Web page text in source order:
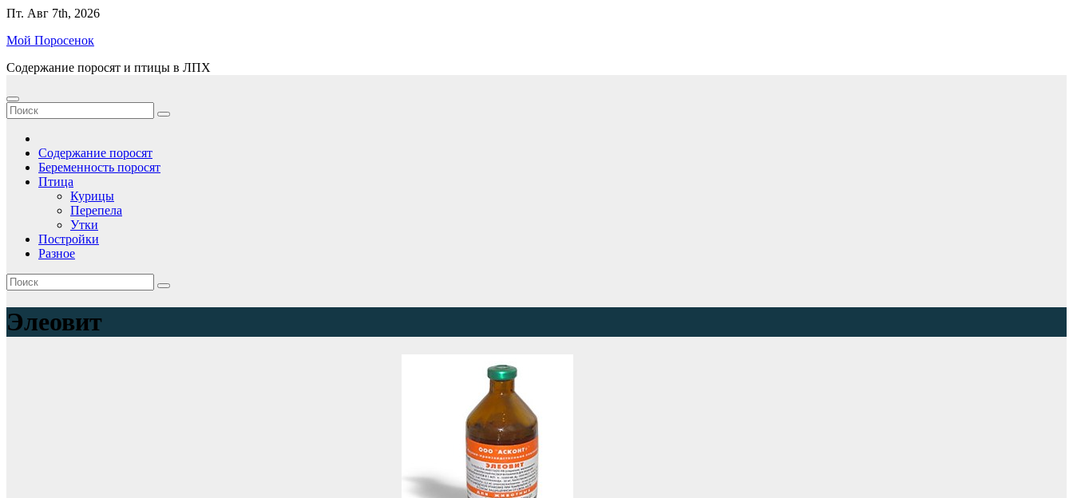
Перейти
содержимому
Пт. Авг 7th, 2026
Мой Поросенок
Содержание поросят и птицы в ЛПХ
Содержание поросят
Беременность поросят
Птица
Курицы
Перепела
Утки
Постройки
Разное
Элеовит